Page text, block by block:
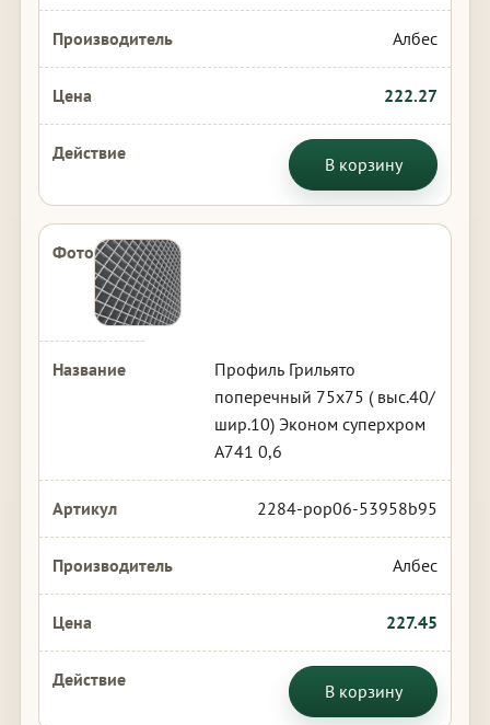
Албес
222.27
В корзину
Профиль Грильято
поперечный 75х75 ( выс.40/
шир.10) Эконом суперхром
А741 0,6
2284-pop06-53958b95
Албес
227.45
В корзину